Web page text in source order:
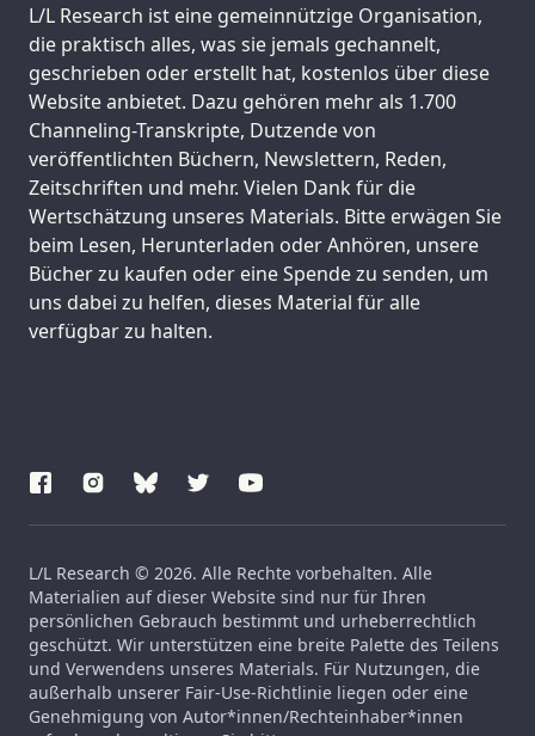
Support us:
L/L Research ist eine gemeinnützige Organisation,
die praktisch alles, was sie jemals gechannelt,
geschrieben oder erstellt hat, kostenlos über diese
Website anbietet. Dazu gehören mehr als 1.700
Channeling-Transkripte, Dutzende von
veröffentlichten Büchern, Newslettern, Reden,
Zeitschriften und mehr. Vielen Dank für die
Wertschätzung unseres Materials. Bitte erwägen Sie
beim Lesen, Herunterladen oder Anhören, unsere
Bücher zu kaufen oder eine Spende zu senden, um
uns dabei zu helfen, dieses Material für alle
verfügbar zu halten.
L/L Research © 2026. Alle Rechte vorbehalten. Alle
Materialien auf dieser Website sind nur für Ihren
persönlichen Gebrauch bestimmt und urheberrechtlich
geschützt. Wir unterstützen eine breite Palette des Teilens
und Verwendens unseres Materials. Für Nutzungen, die
außerhalb unserer Fair-Use-Richtlinie liegen oder eine
Genehmigung von Autor*innen/Rechteinhaber*innen